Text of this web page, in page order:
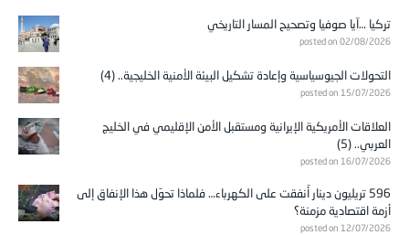
تركيا …آيا صوفيا وتصحيح المسار التاريخي
posted on 02/08/2026
التحولات الجيوسياسية وإعادة تشكيل البيئة الأمنية الخليجية.. (4)
posted on 15/07/2026
العلاقات الأمريكية الإيرانية ومستقبل الأمن الإقليمي في الخليج
العربي.. (5)
posted on 16/07/2026
596 تريليون دينار أُنفقت على الكهرباء… فلماذا تحوّل هذا الإنفاق إلى
أزمة اقتصادية مزمنة؟
posted on 12/07/2026